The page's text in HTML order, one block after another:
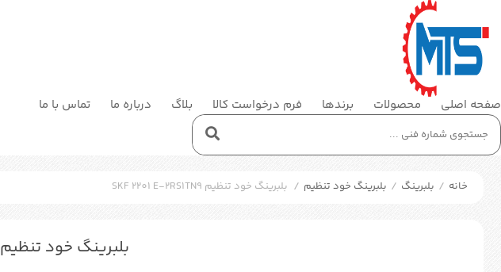
صفحه اصلی محصولات برندها فرم درخواست کالا بلاگ درباره ما تماس با ما
خانه / بلبرینگ / بلبرینگ خود تنظیم / بلبرینگ خود تنظیم SKF 2201 E-2RS1TN9
بلبرینگ خود تنظیم SKF 2201 E-2RS1TN9